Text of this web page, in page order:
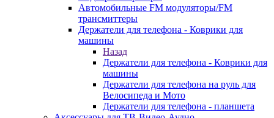
Автомобильные FM модуляторы/FM
трансмиттеры
Держатели для телефона - Коврики для
машины
Назад
Держатели для телефона - Коврики для
машины
Держатели для телефона на руль для
Велосипеда и Мото
Держатели для телефона - планшета